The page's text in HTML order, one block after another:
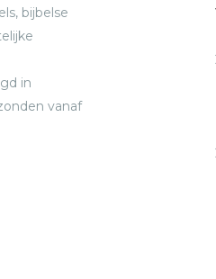
bijbelse
in
vanaf